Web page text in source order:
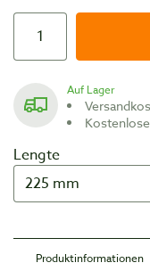
Auf Lager
Lengte
Produktinformationen